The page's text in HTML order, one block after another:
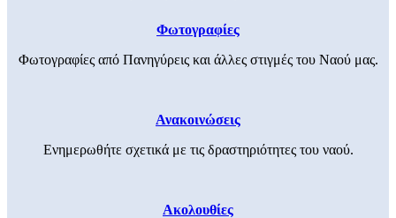
Φωτογραφίες
Φωτογραφίες από Πανηγύρεις και άλλες στιγμές του Ναού μας.
Ανακοινώσεις
Ενημερωθήτε σχετικά με τις δραστηριότητες του ναού.
Ακολουθίες